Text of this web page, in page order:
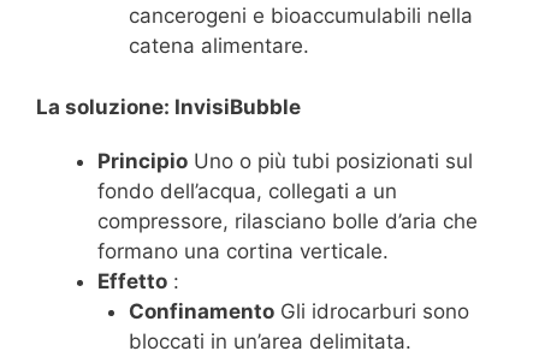
cancerogeni e bioaccumulabili nella
catena alimentare.
La soluzione: InvisiBubble
Principio Uno o più tubi posizionati sul
fondo dell’acqua, collegati a un
compressore, rilasciano bolle d’aria che
formano una cortina verticale.
Effetto :
ConfinamentoGli idrocarburi sono
bloccati in un’area delimitata.